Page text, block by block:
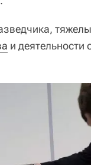
и деятельности